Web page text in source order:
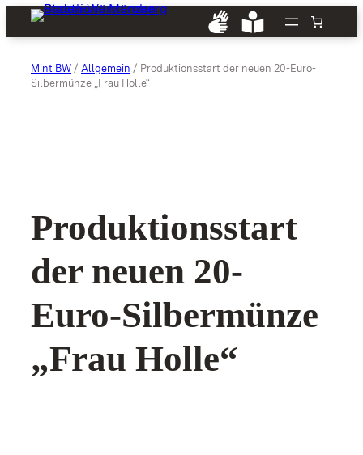
Mint BW / Allgemein / Produktionsstart der neuen 20-Euro-
Silbermünze „Frau Holle“
Produktionsstart
der neuen 20-
Euro-Silbermünze
„Frau Holle“